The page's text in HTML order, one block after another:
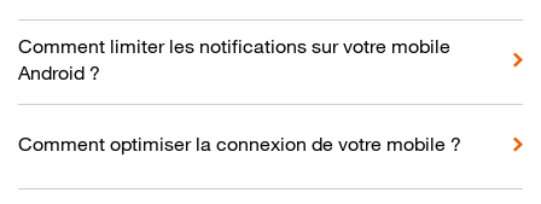
Comment limiter les notifications sur votre mobile
Android ?
Comment optimiser la connexion de votre mobile ?